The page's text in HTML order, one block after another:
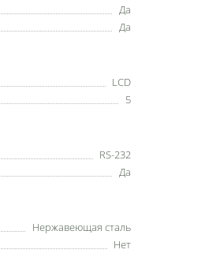
Да
Да
LCD
5
RS-232
Да
Нержавеющая сталь
Нет